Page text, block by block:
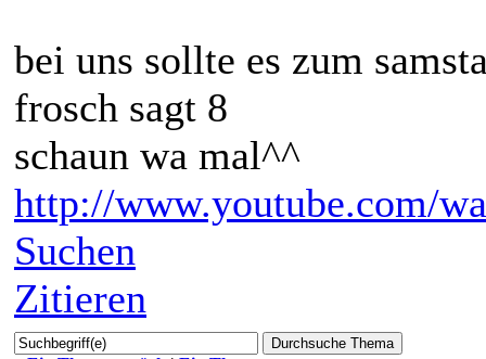
bei uns sollte es zum
frosch sagt 8
schaun wa mal^^
http://www.youtube.com/
Suchen
Zitieren